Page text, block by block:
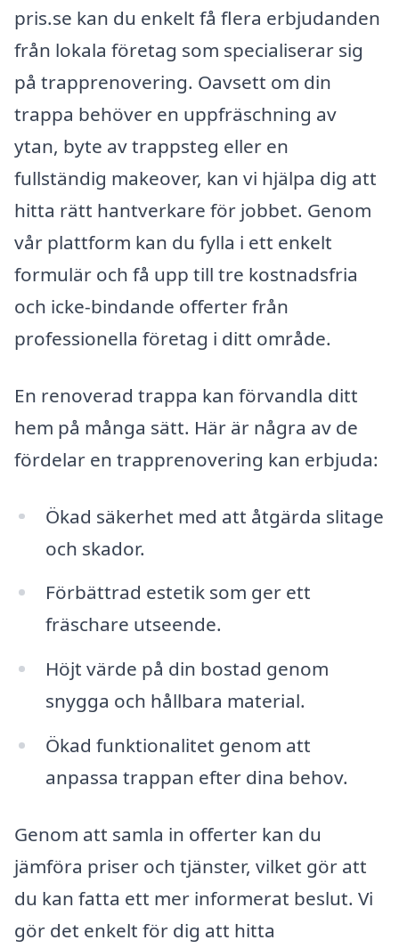
pris.se kan du enkelt få flera erbjudanden
från lokala företag som specialiserar sig
på trapprenovering. Oavsett om din
trappa behöver en uppfräschning av
ytan, byte av trappsteg eller en
fullständig makeover, kan vi hjälpa dig att
hitta rätt hantverkare för jobbet. Genom
vår plattform kan du fylla i ett enkelt
formulär och få upp till tre kostnadsfria
och icke-bindande offerter från
professionella företag i ditt område.
En renoverad trappa kan förvandla ditt
hem på många sätt. Här är några av de
fördelar en trapprenovering kan erbjuda:
Ökad säkerhet med att åtgärda slitage
och skador.
Förbättrad estetik som ger ett
fräschare utseende.
Höjt värde på din bostad genom
snygga och hållbara material.
Ökad funktionalitet genom att
anpassa trappan efter dina behov.
Genom att samla in offerter kan du
jämföra priser och tjänster, vilket gör att
du kan fatta ett mer informerat beslut. Vi
gör det enkelt för dig att hitta